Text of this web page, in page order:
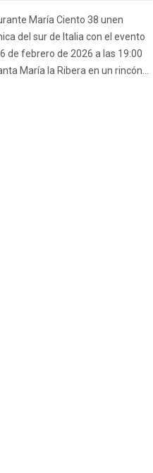
María Ciento 38 unen
del sur de Italia con el evento
de febrero de 2026 a las 19:00
María la Ribera en un rincón...